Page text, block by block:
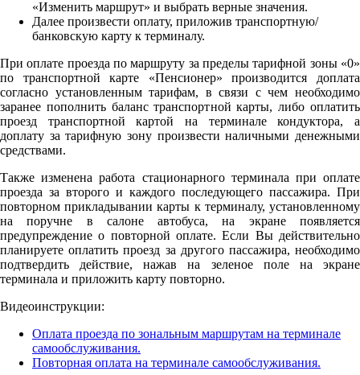
«Изменить маршрут» и выбрать верные значения.
Далее произвести оплату, приложив транспортную/
банковскую карту к терминалу.
При оплате проезда по маршруту за пределы тарифной зоны «0»
по транспортной карте «Пенсионер» производится доплата
согласно установленным тарифам, в связи с чем необходимо
заранее пополнить баланс транспортной карты, либо оплатить
проезд транспортной картой на терминале кондуктора, а
доплату за тарифную зону произвести наличными денежными
средствами.
Также изменена работа стационарного терминала при оплате
проезда за второго и каждого последующего пассажира. При
повторном прикладывании карты к терминалу, установленному
на поручне в салоне автобуса, на экране появляется
предупреждение о повторной оплате. Если Вы действительно
планируете оплатить проезд за другого пассажира, необходимо
подтвердить действие, нажав на зеленое поле на экране
терминала и приложить карту повторно.
Видеоинструкции:
Оплата проезда по зональным маршрутам на терминале
самообслуживания.
Повторная оплата на терминале самообслуживания.